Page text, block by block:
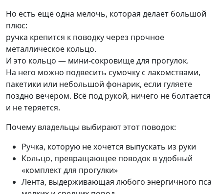
Но есть ещё одна мелочь, которая делает большой
плюс:
ручка крепится к поводку через прочное
металлическое кольцо.
И это кольцо — мини-сокровище для прогулок.
На него можно подвесить сумочку с лакомствами,
пакетики или небольшой фонарик, если гуляете
поздно вечером. Всё под рукой, ничего не болтается
и не теряется.
Почему владельцы выбирают этот поводок:
Ручка, которую не хочется выпускать из руки
Кольцо, превращающее поводок в удобный
«комплект для прогулки»
Лента, выдерживающая любого энергичного пса